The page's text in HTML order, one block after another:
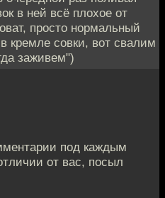
в ней всё плохое от
просто нормальный
кремле совки, вот свалим
заживем")
под каждым
от вас, посыл